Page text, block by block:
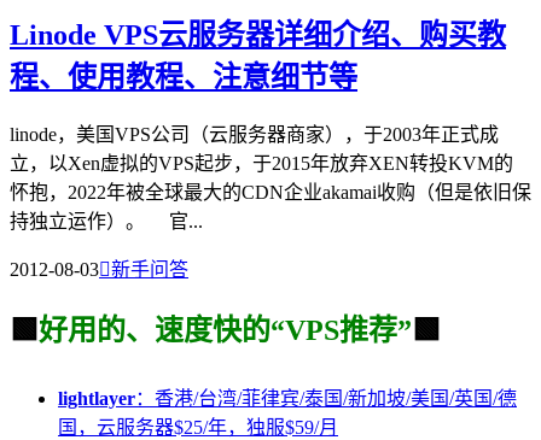
Linode VPS云服务器详细介绍、购买教
程、使用教程、注意细节等
linode，美国VPS公司（云服务器商家），于2003年正式成
立，以Xen虚拟的VPS起步，于2015年放弃XEN转投KVM的
怀抱，2022年被全球最大的CDN企业akamai收购（但是依旧保
持独立运作）。 官...
2012-08-03新手问答
🟩 好用的、速度快的“VPS推荐” 🟩
lightlayer：香港/台湾/菲律宾/泰国/新加坡/美国/英国/德
国，云服务器$25/年，独服$59/月